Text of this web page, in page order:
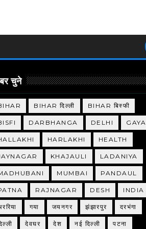
चुने
BIHAR दिल्ली BIHAR बिस्फी
DARBHANGA DELHI GAYA
HARLAKHI HEALTH
KHAJAULI LADANIYA
MUMBAI PANDAUL
RAJNAGAR DESH INDIA
गया जयनगर झंझारपुर दरभंगा
देवघर देश नई दिल्ली पटना